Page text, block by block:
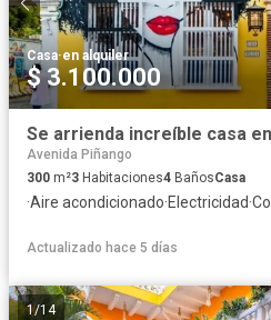
Casa·en alquiler
$ 3.100.000
Avenida Piñango
300 m²3 Habitaciones4 BañosCasa
·Aire acondicionado·Electricidad·
Actualizado hace 5 días
1/14